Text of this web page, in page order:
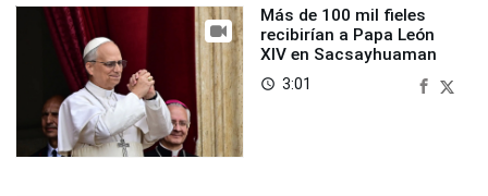
Más de 100 mil fieles
recibirían a Papa León
XIV en Sacsayhuaman
access_time 3:01